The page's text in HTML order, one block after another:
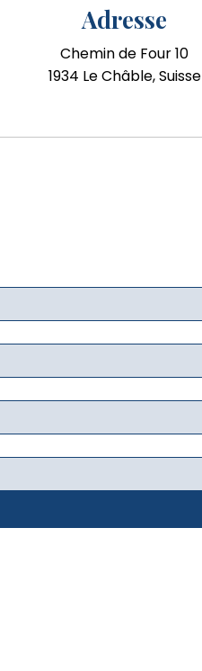
Adresse
Chemin de Four 10
1934 Le Châble, Suisse